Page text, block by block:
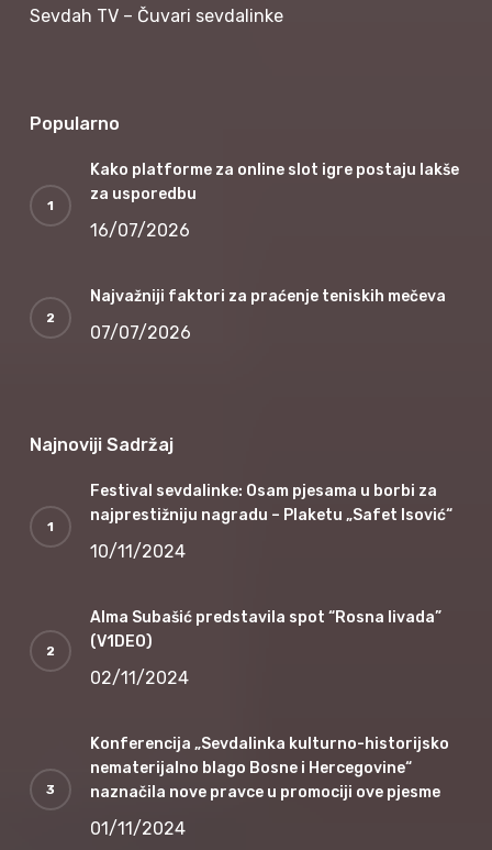
Sevdah TV – Čuvari sevdalinke
Popularno
Kako platforme za online slot igre postaju lakše
za usporedbu
16/07/2026
Najvažniji faktori za praćenje teniskih mečeva
07/07/2026
Najnoviji Sadržaj
Festival sevdalinke: Osam pjesama u borbi za
najprestižniju nagradu – Plaketu „Safet Isović“
10/11/2024
Alma Subašić predstavila spot “Rosna livada”
(V1DEO)
02/11/2024
Konferencija „Sevdalinka kulturno-historijsko
nematerijalno blago Bosne i Hercegovine“
naznačila nove pravce u promociji ove pjesme
01/11/2024